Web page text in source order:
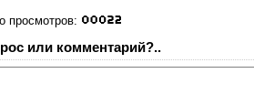
просмотров:
или комментарий?..